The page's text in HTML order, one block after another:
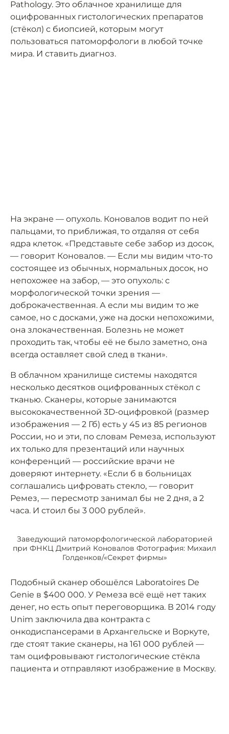
Pathology. Это облачное хранилище для
оцифрованных гистологических препаратов
(стёкол) с биопсией, которым могут
пользоваться патоморфологи в любой точке
мира. И ставить диагноз.
На экране — опухоль. Коновалов водит по ней
пальцами, то приближая, то отдаляя от себя
ядра клеток. «Представьте себе забор из досок,
— говорит Коновалов. — Если мы видим что-то
состоящее из обычных, нормальных досок, но
непохожее на забор, — это опухоль: с
морфологической точки зрения —
доброкачественная. А если мы видим то же
самое, но с досками, уже на доски непохожими,
она злокачественная. Болезнь не может
проходить так, чтобы её не было заметно, она
всегда оставляет свой след в ткани».
В облачном хранилище системы находятся
несколько десятков оцифрованных стёкол с
тканью. Сканеры, которые занимаются
высококачественной 3D-оцифровкой (размер
изображения — 2 Гб) есть у 45 из 85 регионов
России, но и эти, по словам Ремеза, используют
их только для презентаций или научных
конференций — российские врачи не
доверяют интернету. «Если б в больницах
соглашались цифровать стекло, — говорит
Ремез, — пересмотр занимал бы не 2 дня, а 2
часа. И стоил бы 3 000 рублей».
Заведующий патоморфологической лабораторией
при ФНКЦ Дмитрий Коновалов Фотография: Михаил
Голденков/«Секрет фирмы»
Подобный сканер обошёлся Laboratoires De
Genie в $400 000. У Ремеза всё ещё нет таких
денег, но есть опыт переговорщика. В 2014 году
Unim заключила два контракта с
онкодиспансерами в Архангельске и Воркуте,
где стоят такие сканеры, на 161 000 рублей —
там оцифровывают гистологические стёкла
пациента и отправляют изображение в Москву.